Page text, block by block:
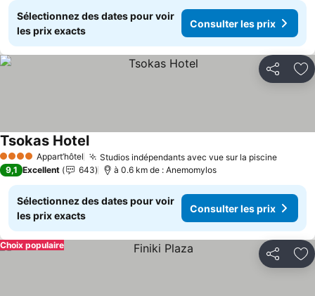
Sélectionnez des dates pour voir
les prix exacts
Consulter les prix
Partager
4 Étoiles Appart’hôtel Studios indépendants avec vue sur la piscine
Tsokas HotelConsulter les prix
9,1 Excellent 643 à 0.6 km de : Anemomylos
Sélectionnez des dates pour voir
les prix exacts
Consulter les prix
Partager
Choix populaire